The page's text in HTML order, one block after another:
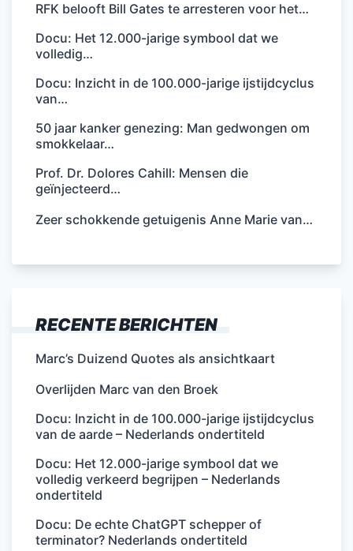
RFK belooft Bill Gates te arresteren voor het…
Docu: Het 12.000-jarige symbool dat we
volledig…
Docu: Inzicht in de 100.000-jarige ijstijdcyclus
van…
50 jaar kanker genezing: Man gedwongen om
smokkelaar…
Prof. Dr. Dolores Cahill: Mensen die
geïnjecteerd…
Zeer schokkende getuigenis Anne Marie van…
RECENTE BERICHTEN
Marc’s Duizend Quotes als ansichtkaart
Overlijden Marc van den Broek
Docu: Inzicht in de 100.000-jarige ijstijdcyclus
van de aarde – Nederlands ondertiteld
Docu: Het 12.000-jarige symbool dat we
volledig verkeerd begrijpen – Nederlands
ondertiteld
Docu: De echte ChatGPT schepper of
terminator? Nederlands ondertiteld